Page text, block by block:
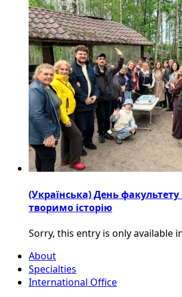
(Українська) День
творимо історію
Sorry, this entry is only available
About
Specialties
International Office